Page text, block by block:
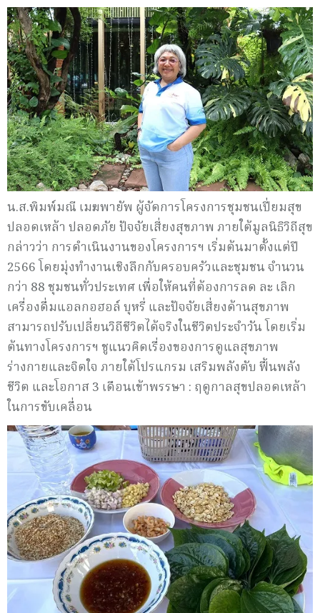
น.ส.พิมพ์มณี เมฆพายัพ ผู้จัดการโครงการชุมชนเปี่ยมสุข
ปลอดเหล้า ปลอดภัย ปัจจัยเสี่ยงสุขภาพ ภายใต้มูลนิธิวิถีสุข
กล่าวว่า การดำเนินงานของโครงการฯ เริ่มต้นมาตั้งแต่ปี
2566 โดยมุ่งทำงานเชิงลึกกับครอบครัวและชุมชน จำนวน
กว่า 88 ชุมชนทั่วประเทศ เพื่อให้คนที่ต้องการลด ละ เลิก
เครื่องดื่มแอลกอฮอล์ บุหรี่ และปัจจัยเสี่ยงด้านสุขภาพ
สามารถปรับเปลี่ยนวิถีชีวิตได้จริงในชีวิตประจำวัน โดยเริ่ม
ต้นทางโครงการฯ ชูแนวคิดเรื่องของการดูแลสุขภาพ
ร่างกายและจิตใจ ภายใต้โปรแกรม เสริมพลังตับ ฟื้นพลัง
ชีวิต และโอกาส 3 เดือนเข้าพรรษา : ฤดูกาลสุขปลอดเหล้า
ในการขับเคลื่อน